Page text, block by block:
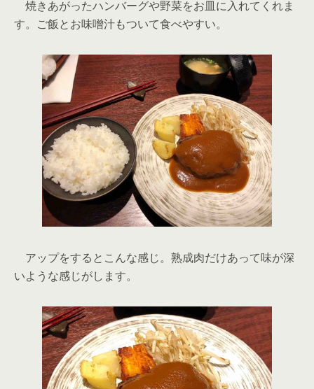
焼きあがったハンバーグや野菜をお皿に入れてくれま
す。ご飯とお味噌汁もついて食べやすい。
アップをするとこんな感じ。熟成肉だけあって味が深
いような感じがします。